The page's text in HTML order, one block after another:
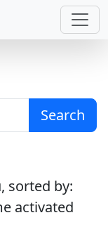
Search
sorted by:
activated